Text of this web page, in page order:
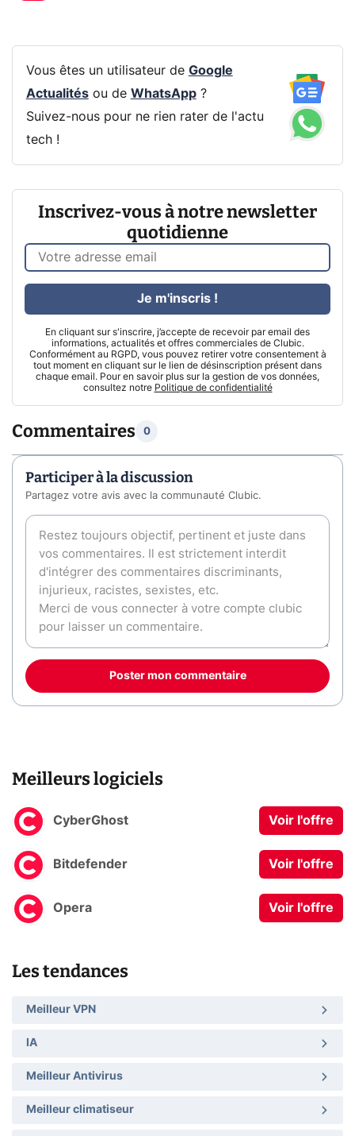
Vous êtes un utilisateur de Google
Actualitésou de WhatsApp?
Suivez-nous pour ne rien rater de l'actu
tech !
Inscrivez-vous à notre newsletter
quotidienne
En cliquant sur s'inscrire, j’accepte de recevoir par email des
informations, actualités et offres commerciales de Clubic.
Conformément au RGPD, vous pouvez retirer votre consentement à
tout moment en cliquant sur le lien de désinscription présent dans
chaque email. Pour en savoir plus sur la gestion de vos données,
consultez notre Politique de confidentialité
Je m'inscris !
Commentaires 0
Participer à la discussion
Partagez votre avis avec la communauté Clubic.
Poster mon commentaire
Meilleurs logiciels
CyberGhost Voir l'offre
Bitdefender Voir l'offre
Opera Voir l'offre
Les tendances
Meilleur VPN
IA
Meilleur Antivirus
Meilleur climatiseur